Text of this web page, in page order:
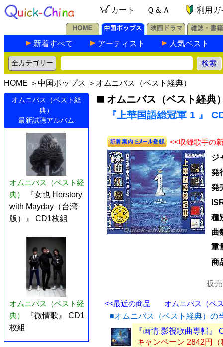
カート Ｑ＆Ａ 利用ガ
新着すべて アーティスト 人気ベスト
HOME ＞ 中国ポップス ＞ オムニバス（ベスト経典）
オムニバス（ベスト経
典）
最新試聴アルバム
オムニバス（ベスト経
典）
『女也 Herstory
with Mayday（台湾
版）』 CD1枚組
オムニバス（ベスト経
典）
『微情歌』 CD1
枚組
オムニバス（ベスト経典
『上華国語総冠軍 1 』
<<収録歌手の
ジ
発
発
種
曲
重
商
販
<<最近の商品
オムニバス（ベ
■オムニバス（ベスト経典）の
『画情 影視歌曲専輯』
キャンペーン 2842円（